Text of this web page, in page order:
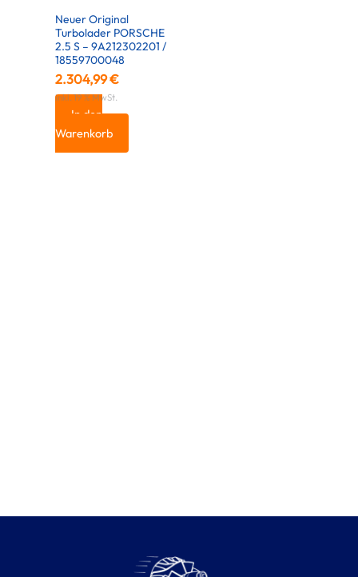
Neuer Original
Turbolader PORSCHE
2.5 S – 9A212302201 /
18559700048
2.304,99€
inkl. 19 % MwSt.
In den
Warenkorb